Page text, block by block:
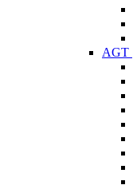
AGT